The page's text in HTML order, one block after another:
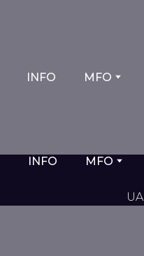
INFO MFO
INFO MFO
UA